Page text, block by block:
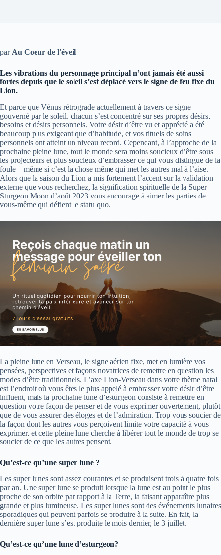
par Au Coeur de l'éveil
Les vibrations du personnage principal n’ont jamais été aussi
fortes depuis que le soleil s’est déplacé vers le signe de feu fixe du
Lion.
Et parce que Vénus rétrograde actuellement à travers ce signe
gouverné par le soleil, chacun s’est concentré sur ses propres désirs,
besoins et désirs personnels. Votre désir d’être vu et apprécié a été
beaucoup plus exigeant que d’habitude, et vos rituels de soins
personnels ont atteint un niveau record. Cependant, à l’approche de la
prochaine pleine lune, tout le monde sera moins soucieux d’être sous
les projecteurs et plus soucieux d’embrasser ce qui vous distingue de la
foule – même si c’est la chose même qui met les autres mal à l’aise.
Alors que la saison du Lion a mis fortement l’accent sur la validation
externe que vous recherchez, la signification spirituelle de la Super
Sturgeon Moon d’août 2023 vous encourage à aimer les parties de
vous-même qui défient le statu quo.
La pleine lune en Verseau, le signe aérien fixe, met en lumière vos
pensées, perspectives et façons novatrices de remettre en question les
modes d’être traditionnels. L’axe Lion-Verseau dans votre thème natal
est l’endroit où vous êtes le plus appelé à embrasser votre désir d’être
influent, mais la prochaine lune d’esturgeon consiste à remettre en
question votre façon de penser et de vous exprimer ouvertement, plutôt
que de vous assurer des éloges et de l’admiration. Trop vous soucier de
la façon dont les autres vous perçoivent limite votre capacité à vous
exprimer, et cette pleine lune cherche à libérer tout le monde de trop se
soucier de ce que les autres pensent.
Qu’est-ce qu’une super lune ?
Les super lunes sont assez courantes et se produisent trois à quatre fois
par an. Une super lune se produit lorsque la lune est au point le plus
proche de son orbite par rapport à la Terre, la faisant apparaître plus
grande et plus lumineuse. Les super lunes sont des événements lunaires
sporadiques qui peuvent parfois se produire à la suite. En fait, la
dernière super lune s’est produite le mois dernier, le 3 juillet.
Qu’est-ce qu’une lune d’esturgeon?